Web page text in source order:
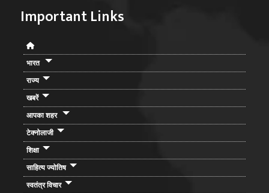
Important Links
भारत
राज्य
खबरें
आपका शहर
टेक्नोलाजी
शिक्षा
साहित्य ज्योतिष
स्वतंत्र विचार